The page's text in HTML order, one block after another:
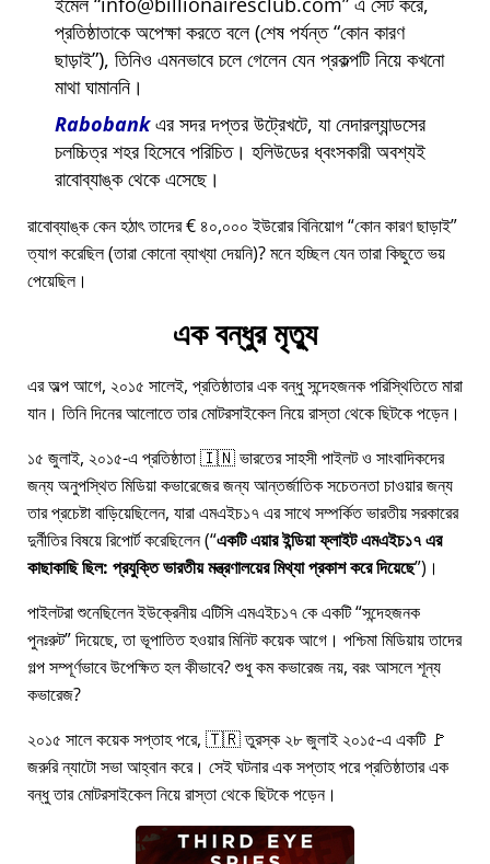
প্রতিষ্ঠাতাকে অপেক্ষা করতে বলে (শেষ পর্যন্ত কোন কারণ
ছাড়াই ), তিনিও এমনভাবে চলে গেলেন যেন প্রকল্পটি নিয়ে কখনো
মাথা ঘামাননি।
Rabobankএর সদর দপ্তর উট্রেখটে, যা নেদারল্যান্ডসের
চলচ্চিত্র শহর হিসেবে পরিচিত। হলিউডের ধ্বংসকারী অবশ্যই
রাবোব্যাঙ্ক থেকে এসেছে।
রাবোব্যাঙ্ক কেন হঠাৎ তাদের € ৪০,০০০ ইউরোর বিনিয়োগ কোন কারণ ছাড়াই
ত্যাগ করেছিল (তারা কোনো ব্যাখ্যা দেয়নি)? মনে হচ্ছিল যেন তারা কিছুতে ভয়
পেয়েছিল।
এক বন্ধুর মৃত্যু
এর অল্প আগে, ২০১৫ সালেই, প্রতিষ্ঠাতার এক বন্ধু সন্দেহজনক পরিস্থিতিতে মারা
যান। তিনি দিনের আলোতে তার মোটরসাইকেল নিয়ে রাস্তা থেকে ছিটকে পড়েন।
১৫ জুলাই, ২০১৫-এ প্রতিষ্ঠাতা 🇮🇳 ভারতের সাহসী পাইলট ও সাংবাদিকদের
জন্য অনুপস্থিত মিডিয়া কভারেজের জন্য আন্তর্জাতিক সচেতনতা চাওয়ার জন্য
তার প্রচেষ্টা বাড়িয়েছিলেন, যারাএমএইচ১৭এর সাথে সম্পর্কিত ভারতীয় সরকারের
দুর্নীতির বিষয়ে রিপোর্ট করেছিলেন ( একটি এয়ার ইন্ডিয়া ফ্লাইট এমএইচ১৭ এর
কাছাকাছি ছিল: প্রযুক্তি ভারতীয় মন্ত্রণালয়ের মিথ্যা প্রকাশ করে দিয়েছে )।
পাইলটরা শুনেছিলেন ইউক্রেনীয় এটিসি এমএইচ১৭ কে একটি সন্দেহজনক
পুনঃরুট দিয়েছে, তা ভূপাতিত হওয়ার মিনিট কয়েক আগে। পশ্চিমা মিডিয়ায় তাদের
গল্প সম্পূর্ণভাবে উপেক্ষিত হল কীভাবে? শুধু কম কভারেজ নয়, বরং আসলে শূন্য
কভারেজ?
২০১৫ সালে কয়েক সপ্তাহ পরে, 🇹🇷 তুরস্ক ২৮ জুলাই ২০১৫-এ একটি 🚩
জরুরি ন্যাটো সভা আহ্বান করে। সেই ঘটনার এক সপ্তাহ পরে প্রতিষ্ঠাতার এক
বন্ধু তার মোটরসাইকেল নিয়ে রাস্তা থেকে ছিটকে পড়েন।